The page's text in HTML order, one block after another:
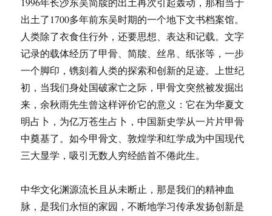
出土了1700多年前东吴时期的一个地下文书档案馆。
人类除了衣食住行外，还要思想、表达和记载。文字
记录的载体经历了甲骨、简牍、丝帛、纸张等，一步
一个脚印，镌刻着人类的探索和创新的足迹。上世纪
初，当我们身处国破家亡之际，甲骨文突然被发掘出
来，余秋雨先生曾这样评价它的意义：它在为华夏文
明占卜，为亿万苍生占卜，中国新史学从一片片甲骨
中奠基了。如今甲骨文、敦煌学和红学成为中国现代
三大显学，吸引无数人穷经皓首不倦此生。
中华文化渊源流长且从未断止，那是我们的精神血
脉，是我们永恒的家园，不断地学习传承发扬创新是